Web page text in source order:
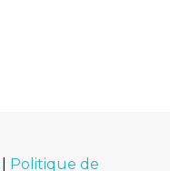
Politique de